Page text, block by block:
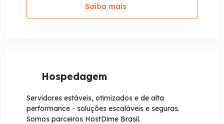
Saiba mais
Hospedagem
Servidores estáveis, otimizados e de alta
performance - soluções escaláveis e seguras.
Somos parceiros HostDime Brasil.